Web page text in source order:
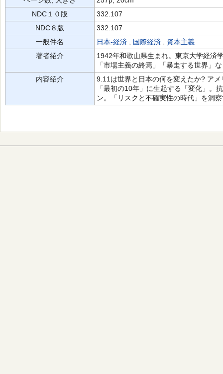
NDC１０版
332.107
NDC８版
332.107
一般件名
日本-経済 国際経済
資本主義
著者紹介
1942年和歌山県生まれ。東京大学経済
「市場主義の終焉」「暴走する世界」
内容紹介
9.11は世界と日本の何を変えたか? ア
「最初の10年」に生起する「変化」。
ン。「リスクと不確実性の時代」を洞